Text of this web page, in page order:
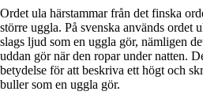
Ordet ula härstammar från det finska
större uggla. På svenska används ordet
slags ljud som en uggla gör, nämligen
uddan gör när den ropar under natten.
betydelse för att beskriva ett högt och
buller som en uggla gör.